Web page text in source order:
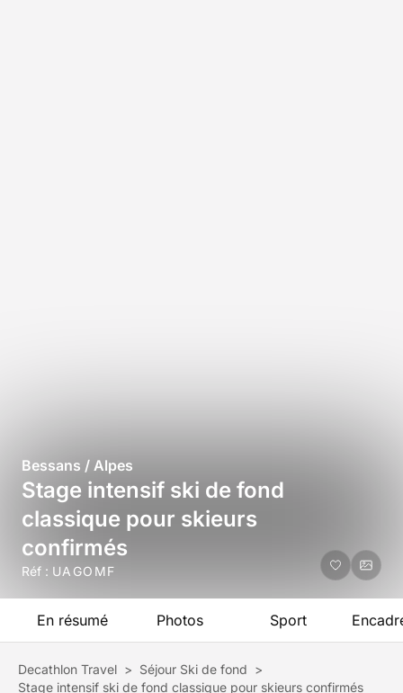
Bessans / Alpes
Stage intensif ski de fond
classique pour skieurs
confirmés
Réf : UAGOMF
En résumé Photos Sport
Decathlon Travel > Séjour Ski de fond >
Stage intensif ski de fond classique pour skieurs confirmés